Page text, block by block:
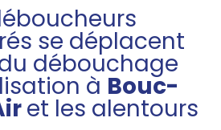
se déplacent
débouchage
à Bouc-
et les alentours